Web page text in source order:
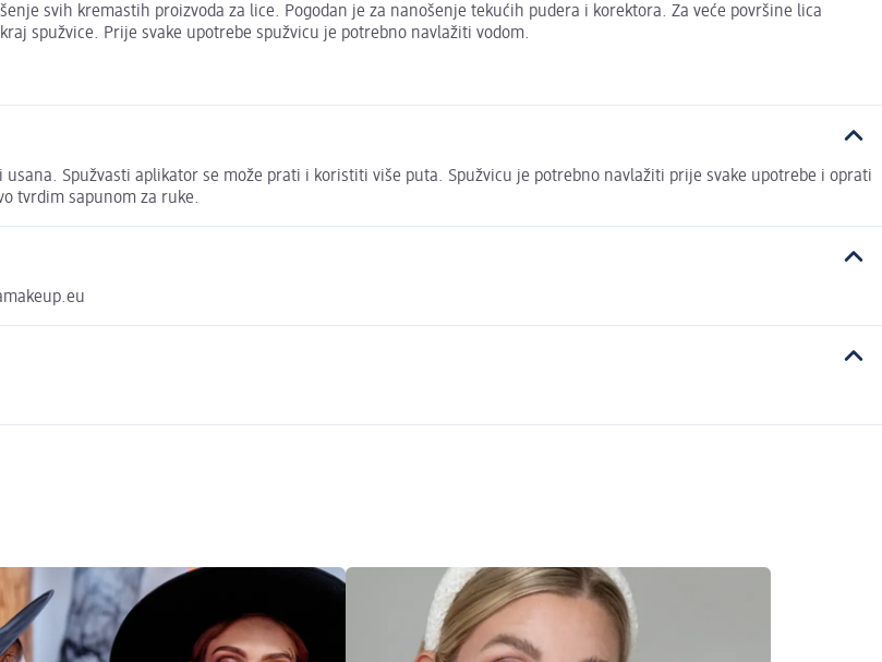
svih kremastih proizvoda za lice. Pogodan je za nanošenje tekućih pudera i korektora. Za veće površine lica
spužvice. Prije svake upotrebe spužvicu je potrebno navlažiti vodom.
Spužvasti aplikator se može prati i koristiti više puta. Spužvicu je potrebno navlažiti prije svake upotrebe i oprati
tvrdim sapunom za ruke.